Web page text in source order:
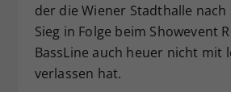
der die Wiener Stadthalle
Sieg in Folge beim Showevent
BassLine auch heuer nicht mit
verlassen hat.